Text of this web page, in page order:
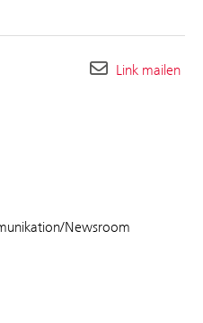
Newsroom
Link mailen